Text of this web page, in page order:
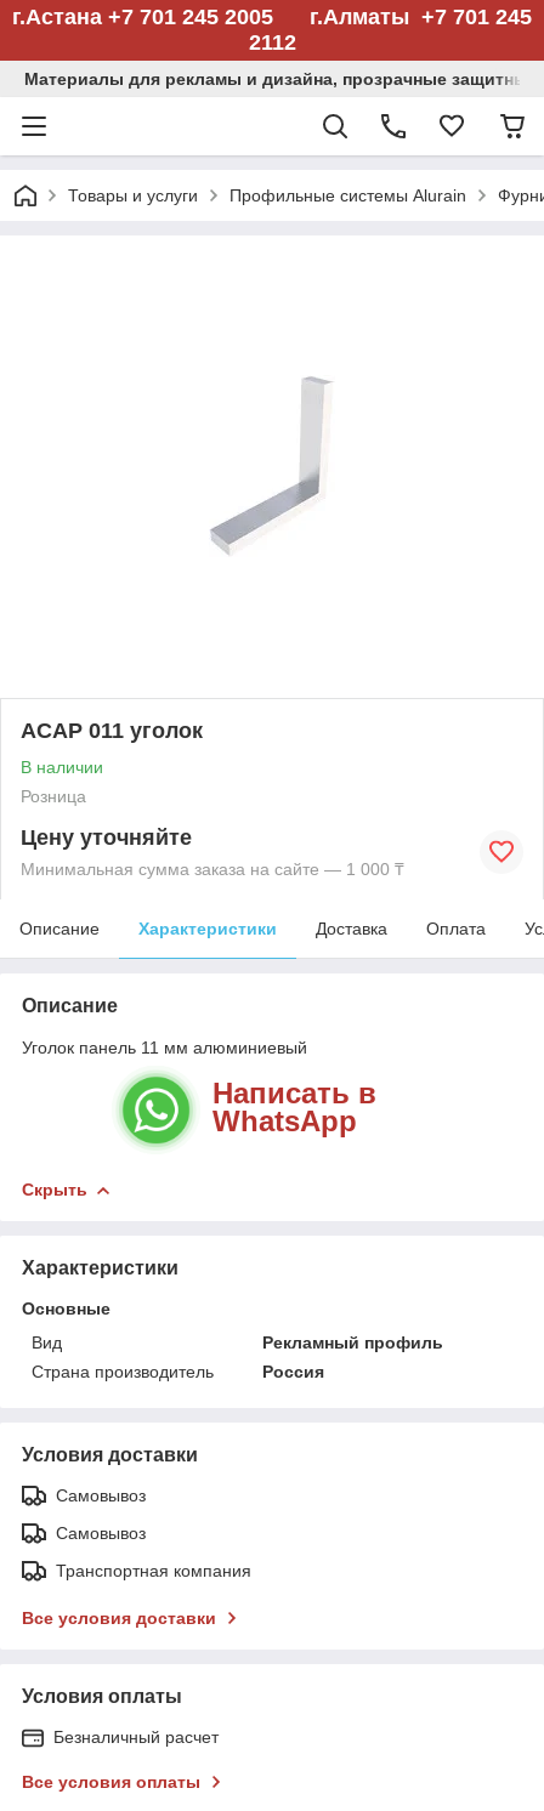
г.Астана +7 701 245 2005 г.Алматы +7 701 245
2112
Материалы для рекламы и дизайна, прозрачные защитные
Товары и услуги Профильные системы Alurain
ACAP 011 уголок
В наличии
Розница
Цену уточняйте
Минимальная сумма заказа на сайте — 1 000 ₸
Описание Характеристики Доставка Оплата
Описание
Уголок панель 11 мм алюминиевый
Написать в
WhatsApp
Скрыть
Характеристики
Основные
Вид
Рекламный профиль
Страна производитель
Россия
Условия доставки
Самовывоз
Самовывоз
Транспортная компания
Все условия доставки
Условия оплаты
Безналичный расчет
Все условия оплаты